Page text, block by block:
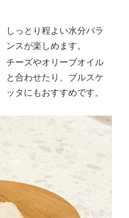
しっとり程よい水分バラ
ンスが楽しめます。
チーズやオリーブオイル
と合わせたり、ブルスケ
ッタにもおすすめです。